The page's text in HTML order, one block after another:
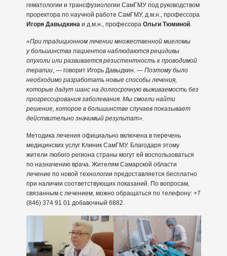
гематологии и трансфузиологии СамГМУ под руководством
проректора по научной работе СамГМУ, д.м.н., профессора
Игоря Давыдкинаи д.м.н., профессора Ольги Тюминой.
«При традиционном лечении множественной миеломы
у большинства пациентов наблюдаются рецидивы
опухоли или развивается резистентность к проводимой
терапии, — говорит Игорь Давыдкин. — Поэтому было
необходимо разработать новые способы лечения,
которые дадут шанс на долгосрочную выживаемость без
прогрессирования заболевания. Мы смогли найти
решение, которое в большинстве случаев показывает
действительно значимый результат».
Методика лечения официально включена в перечень
медицинских услуг Клиник СамГМУ. Благодаря этому
жители любого региона страны могут ей воспользоваться
по назначению врача. Жителям Самарской области
лечение по новой технологии предоставляется бесплатно
при наличии соответствующих показаний. По вопросам,
связанным с лечением, можно обращаться по телефону: +7
(846) 374 91 01 добавочный 6882.